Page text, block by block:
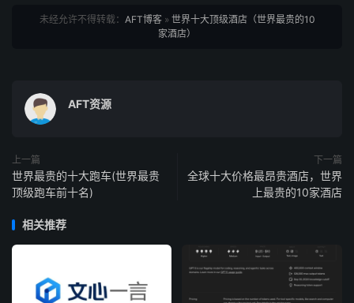
未经允许不得转载： AFT博客» 世界十大顶级酒店（世界最贵的10
家酒店）
AFT资源
上一篇
世界最贵的十大跑车(世界最贵
顶级跑车前十名)
下一篇
全球十大价格最昂贵酒店，世界
上最贵的10家酒店
相关推荐